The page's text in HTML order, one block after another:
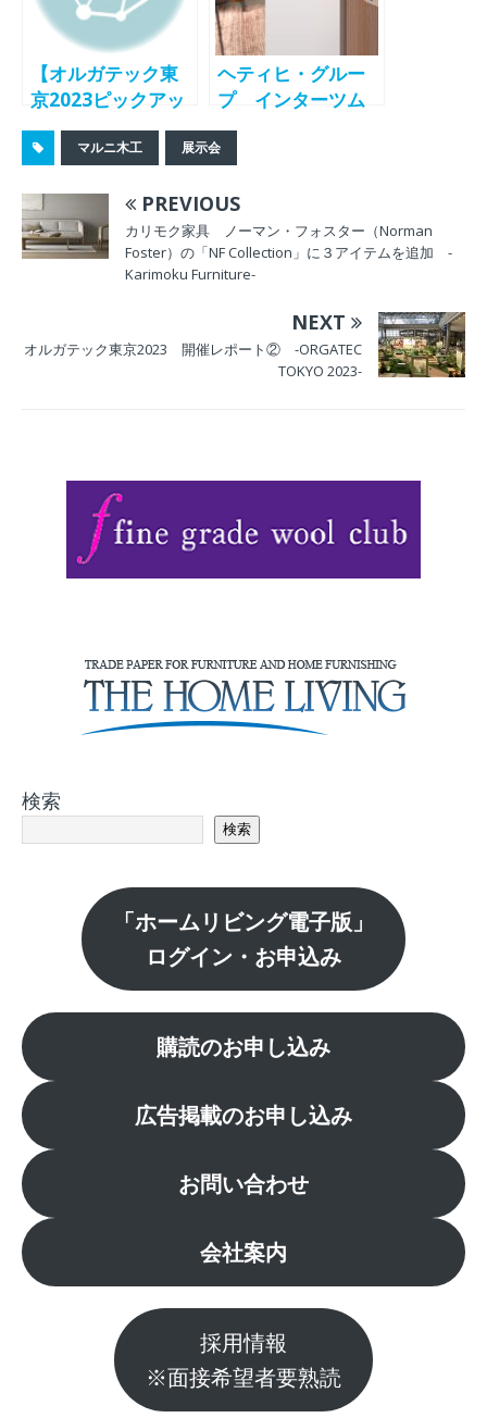
【オルガテック東
京2023ピックアッ
プレポ⑤ スミノ
エ】オフィス空間
受注 ラグ・家
具・テキスタイル
で独自提案
ヘティヒ・グルー
プ インターツム
2023に出展 -
Hettich-
マルニ木工 展示会
PREVIOUS
カリモク家具 ノーマン・フォスター（Norman
Foster）の「NF Collection」に３アイテムを追加 -
Karimoku Furniture-
NEXT
オルガテック東京2023 開催レポート② -ORGATEC
TOKYO 2023-
検索
検索
「ホームリビング電子版」
ログイン・お申込み
購読のお申し込み
広告掲載のお申し込み
お問い合わせ
会社案内
採用情報
※面接希望者要熟読